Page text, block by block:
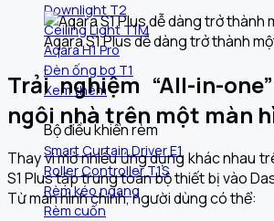
Downlight T2
Ceiling Light T1M
Aqara H1 Pro
Đèn ống bơ T1
Xem thêm
Bộ điều khiển rèm
Smart Curtain Driver E1
Roller Controller T1S
Rèm kéo ngang
Rèm cuốn
Aqara S1 Plus dễ dàng trở thành
Trải nghiệm “All-in-
ngôi nhà trên một màn
Thay vì mở nhiều ứng dụng khác nhau
S1 Plus tập trung toàn bộ thiết bị vào
Từ màn hình chính, người dùng có thể: